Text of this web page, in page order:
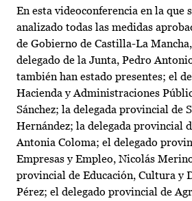
En esta videoconferencia en la que
analizado todas las medidas
de Gobierno de Castilla-La
delegado de la Junta, Pedro
también han estado presentes; el
Hacienda y Administraciones
Sánchez; la delegada provincial de
Hernández; la delegada provincial
Antonia Coloma; el delegado
Empresas y Empleo, Nicolás
provincial de Educación, Cultura y
Pérez; el delegado provincial de